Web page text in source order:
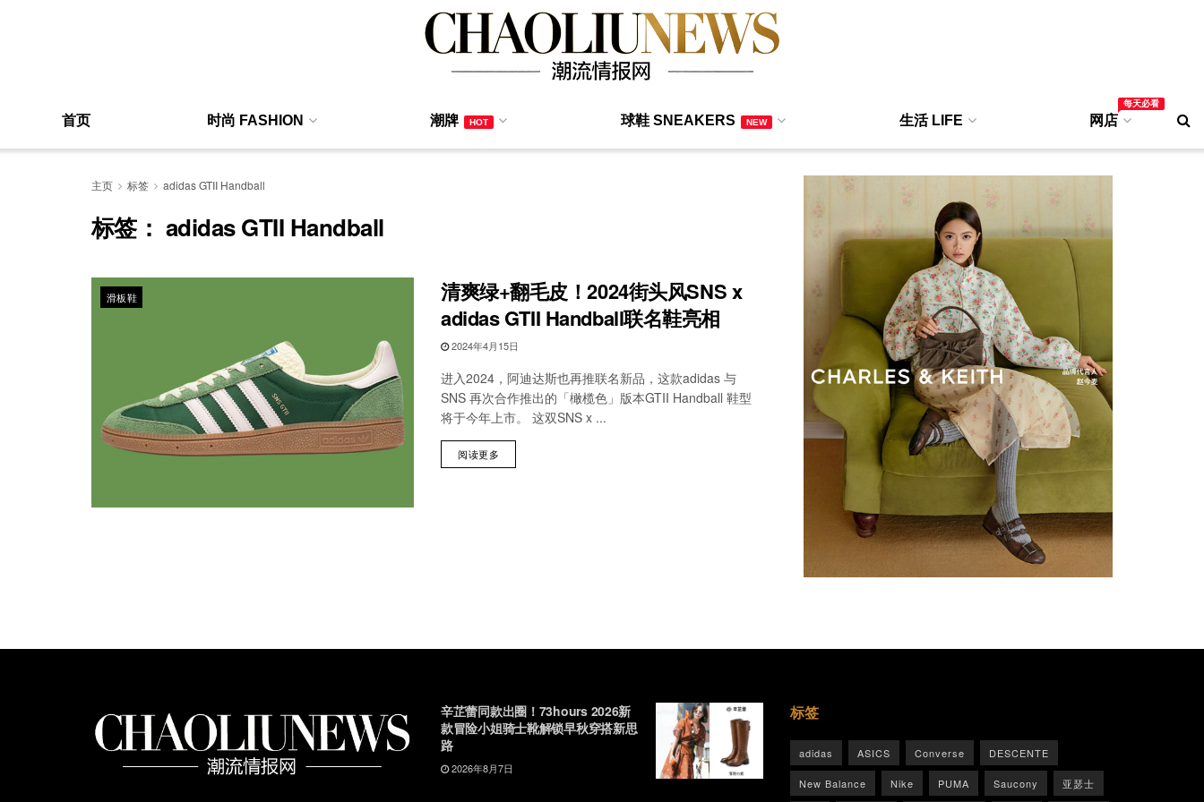
首页 时尚 FASHION 潮牌 HOT 球鞋 SNEAKERS NEW 生活 LIFE 网店
每天必看
主页 标签 adidas GTII Handball
标签： adidas GTII Handball
滑板鞋
清爽绿+翻毛皮！2024街头风SNS x
adidas GTII Handball联名鞋亮相
2024年4月15日
进入2024，阿迪达斯也再推联名新品，这款adidas 与
SNS 再次合作推出的「橄榄色」版本GTII Handball 鞋型
将于今年上市。 这双SNS x ...
阅读更多
辛芷蕾同款出圈！73hours 2026新
款冒险小姐骑士靴解锁早秋穿搭新思
路
2026年8月7日
标签
adidas ASICS Converse DESCENTE
New Balance Nike PUMA Saucony 亚瑟士